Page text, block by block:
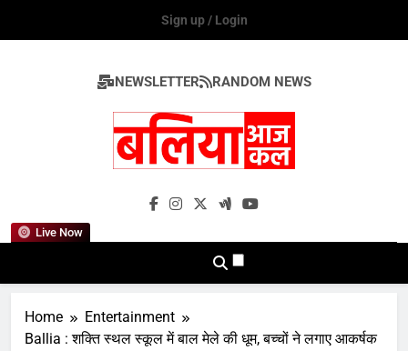
Sign up / Login
NEWSLETTER RANDOM NEWS
Live Now
Ballia Aaj Kal
Home
Entertainment
Ballia : शक्ति स्थल स्कूल में बाल मेले की धूम, बच्चों ने लगाए आकर्षक